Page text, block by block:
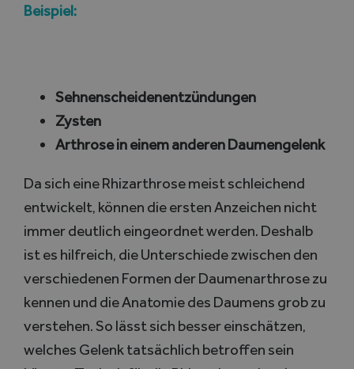
Beispiel:
Sehnenscheidenentzündungen
Zysten
Arthrose in einem anderen Daumengelenk
Da sich eine Rhizarthrose meist schleichend
entwickelt, können die ersten Anzeichen nicht
immer deutlich eingeordnet werden. Deshalb
ist es hilfreich, die Unterschiede zwischen den
verschiedenen Formen der Daumenarthrose zu
kennen und die Anatomie des Daumens grob zu
verstehen. So lässt sich besser einschätzen,
welches Gelenk tatsächlich betroffen sein